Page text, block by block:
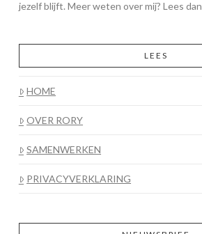
jezelf blijft. Meer weten over mij? Lees dan
LEES
HOME
OVER RORY
SAMENWERKEN
PRIVACYVERKLARING